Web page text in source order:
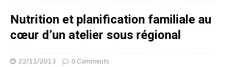
Nutrition et planification familiale au
cœur d’un atelier sous régional
22/11/2013 0 Comments